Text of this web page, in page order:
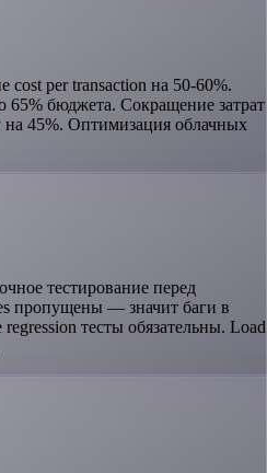
cost per transaction на 50-60%.
65% бюджета. Сокращение затрат
на 45%. Оптимизация облачных
тестирование перед
пропущены — значит баги в
тесты обязательны. Load